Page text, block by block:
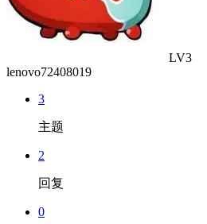
LV3
lenovo72408019
3
主题
2
回复
0